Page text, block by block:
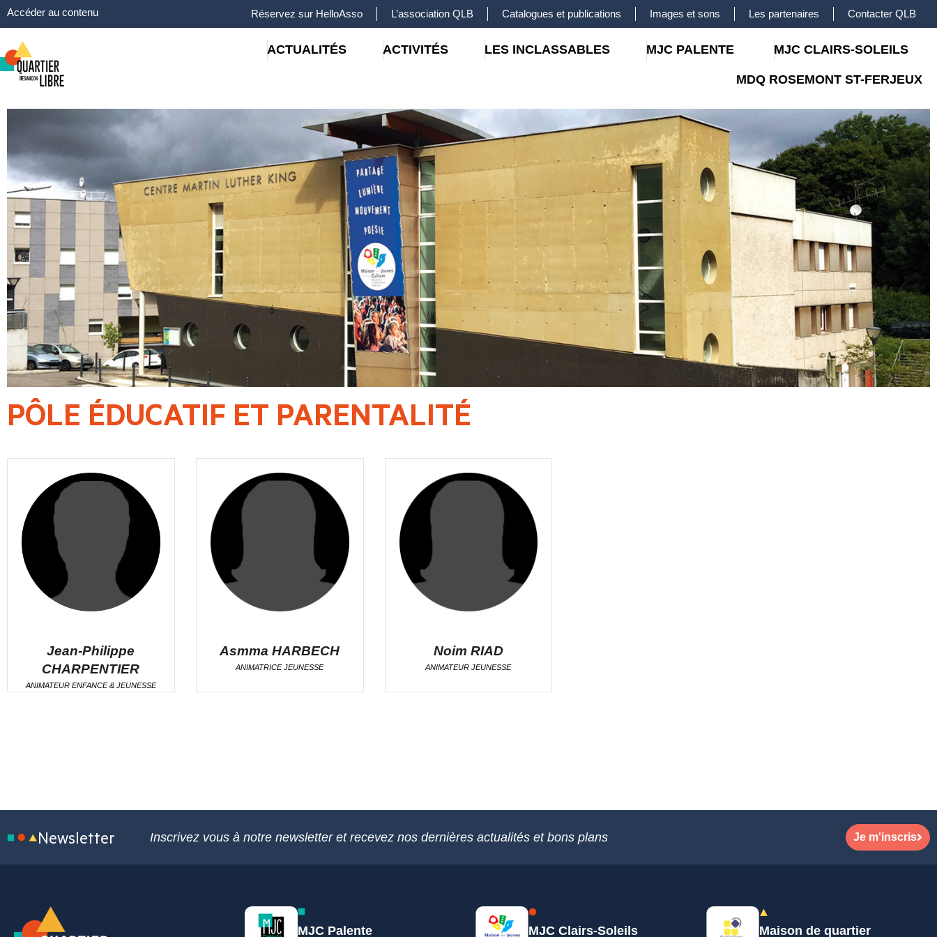
Accéder au contenu Réservez sur HelloAsso L’association QLB Catalogues et publications Images et sons Les partenaires Contacter QLB
ACTUALITÉS ACTIVITÉS LES INCLASSABLES MJC PALENTE MJC CLAIRS-SOLEILS
MDQ ROSEMONT ST-FERJEUX
PÔLE ÉDUCATIF ET PARENTALITÉ
Jean-Philippe
CHARPENTIER
ANIMATEUR ENFANCE & JEUNESSE
Asmma HARBECH
ANIMATRICE JEUNESSE
Noim RIAD
ANIMATEUR JEUNESSE
Newsletter Inscrivez vous à notre newsletter et recevez nos dernières actualités et bons plans Je m'inscris
MJC Palente MJC Clairs-Soleils Maison de quartier
Panneau de gestion des cookies